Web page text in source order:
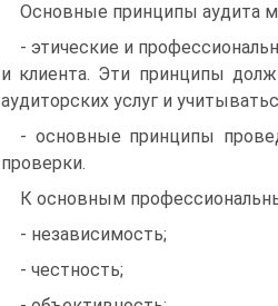
Основные принципы аудита
- этические и
и клиента. Эти принципы
аудиторских услуг и
- основные принципы
проверки.
К основным
- независимость;
- честность;